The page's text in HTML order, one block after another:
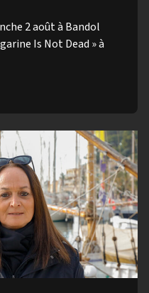
2 août à Bandol
Is Not Dead » à